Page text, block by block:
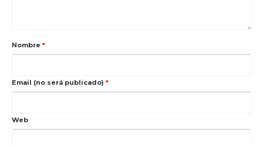
Nombre *
Email (no será publicado) *
Web